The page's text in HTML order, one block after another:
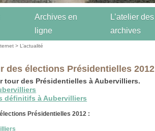
Archives en
ligne
L’atelier des
archives
>L’actualité
des élections Présidentielles 2012
tour des Présidentielles à Aubervilliers.
définitifs à Aubervilliers
Présidentielles 2012 :